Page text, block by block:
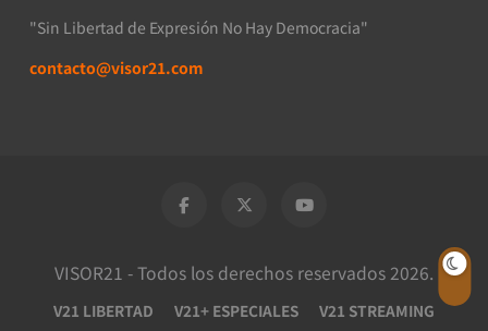
"Sin Libertad de Expresión No Hay Democracia"
contacto@visor21.com
VISOR21 - Todos los derechos reservados 2026.
V21 LIBERTAD V21+ ESPECIALES
V21 STREAMING